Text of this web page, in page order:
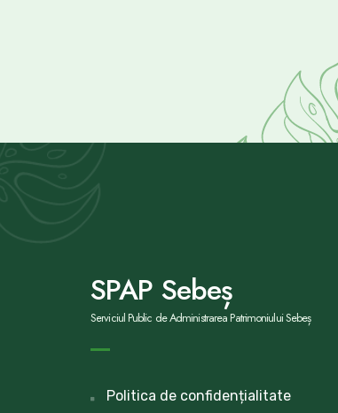
SPAP Sebeș
Serviciul Public de Administrarea Patrimoniului Sebeș
Politica de confidențialitate